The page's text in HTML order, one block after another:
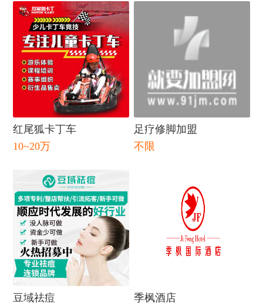
闭
红尾狐卡丁车
10~20万
足疗修脚加盟
不限
豆域祛痘
季枫酒店